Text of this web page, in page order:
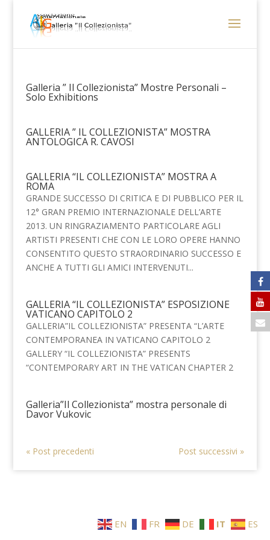
Galleria ” Il Collezionista” Mostre Personali –
Solo Exhibitions
GALLERIA ” IL COLLEZIONISTA” MOSTRA
ANTOLOGICA R. CAVOSI
GALLERIA “IL COLLEZIONISTA” MOSTRA A
ROMA
GRANDE SUCCESSO DI CRITICA E DI PUBBLICO PER IL
12° GRAN PREMIO INTERNAZIONALE DELL’ARTE
2013. UN RINGRAZIAMENTO PARTICOLARE AGLI
ARTISTI PRESENTI CHE CON LE LORO OPERE HANNO
CONSENTITO QUESTO STRAORDINARIO SUCCESSO E
ANCHE A TUTTI GLI AMICI INTERVENUTI...
GALLERIA “IL COLLEZIONISTA” ESPOSIZIONE
VATICANO CAPITOLO 2
GALLERIA”IL COLLEZIONISTA” PRESENTA “L’ARTE
CONTEMPORANEA IN VATICANO CAPITOLO 2
GALLERY “IL COLLEZIONISTA” PRESENTS
“CONTEMPORARY ART IN THE VATICAN CHAPTER 2
Galleria”Il Collezionista” mostra personale di
Davor Vukovic
« Post precedenti Post successivi »
EN FR DE IT ES